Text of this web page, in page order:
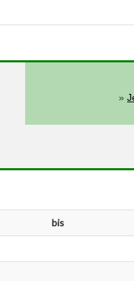
»
bis